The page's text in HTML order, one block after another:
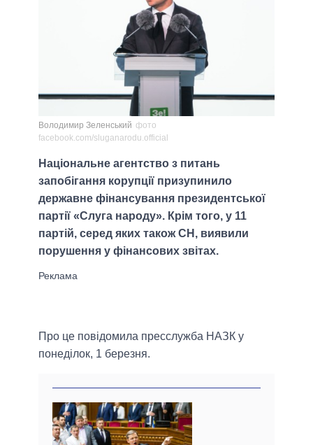
Володимир Зеленський фото
facebook.com/sluganarodu.official
Національне агентство з питань
запобігання корупції призупинило
державне фінансування президентської
партії «Слуга народу». Крім того, у 11
партій, серед яких також СН, виявили
порушення у фінансових звітах.
Про це повідомила пресслужба НАЗК у
понеділок, 1 березня.